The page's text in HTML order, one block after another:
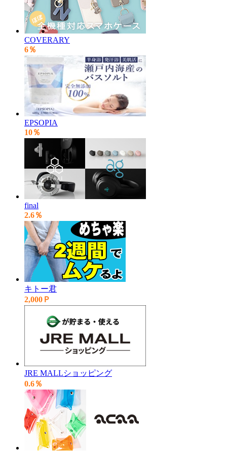
COVERARY
6％
EPSOPIA
10％
final
2.6％
キトー君
2,000Ｐ
JRE MALLショッピング
0.6％